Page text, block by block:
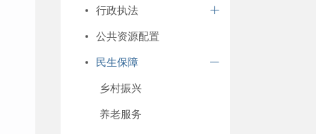
行政执法
公共资源配置
民生保障
乡村振兴
养老服务